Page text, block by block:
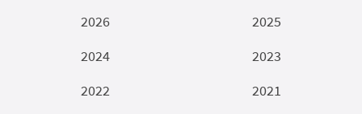
2026
2025
2024
2023
2022
2021